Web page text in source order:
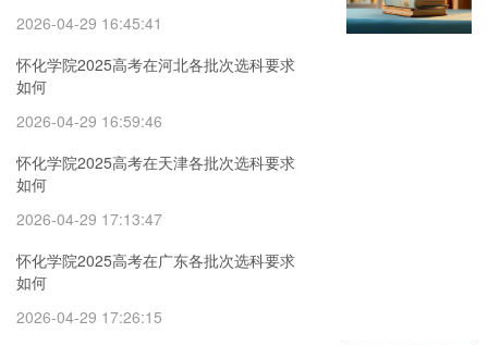
2026-04-29 16:45:41
怀化学院2025高考在河北各批次选科要求
如何
2026-04-29 16:59:46
怀化学院2025高考在天津各批次选科要求
如何
2026-04-29 17:13:47
怀化学院2025高考在广东各批次选科要求
如何
2026-04-29 17:26:15